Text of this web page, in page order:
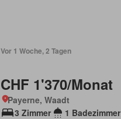
Vor 1 Woche, 2 Tagen
CHF 1'370/Monat
Payerne, Waadt
3 Zimmer
1 Badezimmer